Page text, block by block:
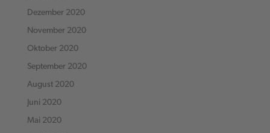
Dezember 2020
November 2020
Oktober 2020
September 2020
August 2020
Juni 2020
Mai 2020